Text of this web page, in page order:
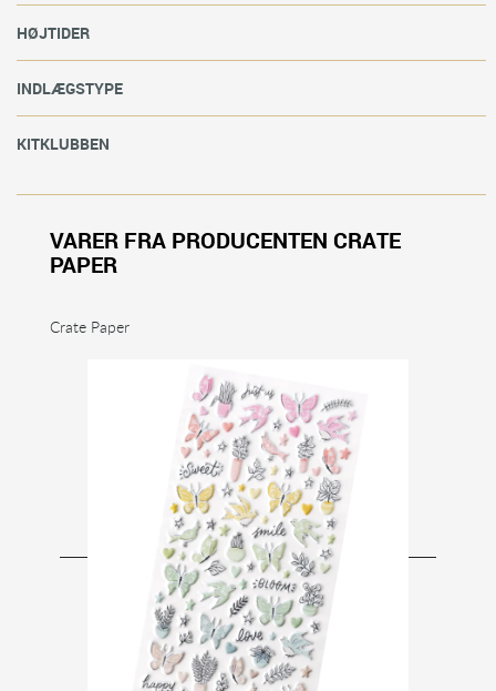
HØJTIDER
INDLÆGSTYPE
KITKLUBBEN
VARER FRA PRODUCENTEN CRATE
PAPER
Crate Paper